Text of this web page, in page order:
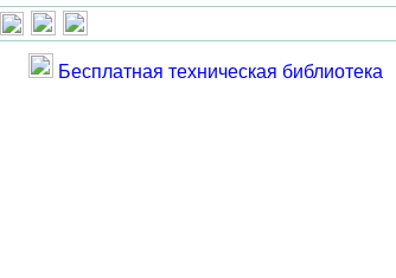
Бесплатная техническая библиотека